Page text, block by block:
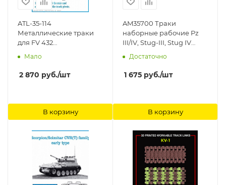
ATL-35-114
Металлические траки
для FV 432
Великобритании
Мало
2 870 руб./шт
В корзину
AM35700 Траки
наборные рабочие Pz
III/IV, Stug-III, Stug IV
поздние. 3D печать
Arma Models
Достаточно
1 675 руб./шт
В корзину